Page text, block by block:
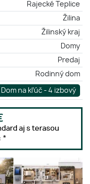
Rajecké Teplice
Žilina
Žilinský kraj
Domy
Predaj
Rodinný dom
Dom na kľúč - 4 izbový
aj s terasou
*